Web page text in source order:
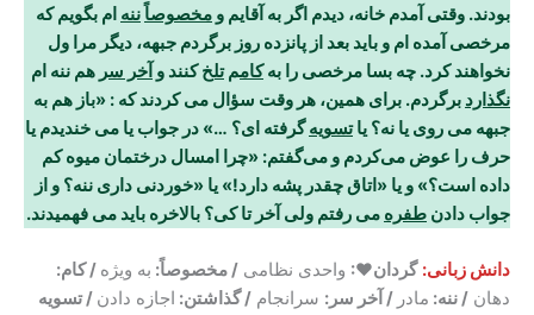
بودند. وقتی آمدم خانه، دیدم اگر به آقایم و مخصوصاً ننه ام بگویم که
مرخصی آمده ام و باید بعد از پانزده روز برگردم جبهه، دیگر مرا ول
نخواهند کرد. چه بسا مرخصی را بهکاممتلخکنند و آخر سر هم ننه ام
نگذارد برگردم. برای همین، هر وقت سؤال می کردند که : «باز هم به
جبهه می روی یا نه؟ یاتسویهگرفته ای؟ …» در جواب یا می خندیدم یا
حرف را عوض میکردم و میگفتم: «چرا امسال درختمان میوه کم
داده است؟» و یا «اتاق چقدر پشه دارد!» یا «خوردنی داری ننه؟ و از
جواب دادن طفره می رفتم ولی آخر تا کی؟ بالاخره باید می فهمیدند.
دانش زبانی: گردان♥: واحدی نظامی / مخصوصاً: به ویژه / کام:
دهان / ننه: مادر / آخر سر: سرانجام / گذاشتن: اجازه دادن / تسویه